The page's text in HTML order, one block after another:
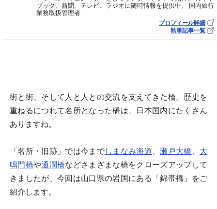
ブック、新聞、テレビ、ラジオに随時情報を提供中。 国内旅行
業務取扱管理者
プロフィール詳細
執筆記事一覧
街と街、そして人と人との交流を支えてきた橋。歴史を
重ねるにつれて名所となった橋は、日本国内にたくさん
ありますね。
「名所・旧跡」では今までしまなみ海道、瀬戸大橋 、 大
鳴門橋や通潤橋などさまざまな橋をクローズアップして
きましたが、今回は山口県の岩国にある「錦帯橋」をご
紹介します。